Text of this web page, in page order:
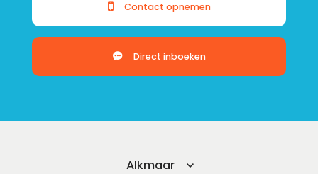
Contact opnemen
Direct inboeken
Alkmaar